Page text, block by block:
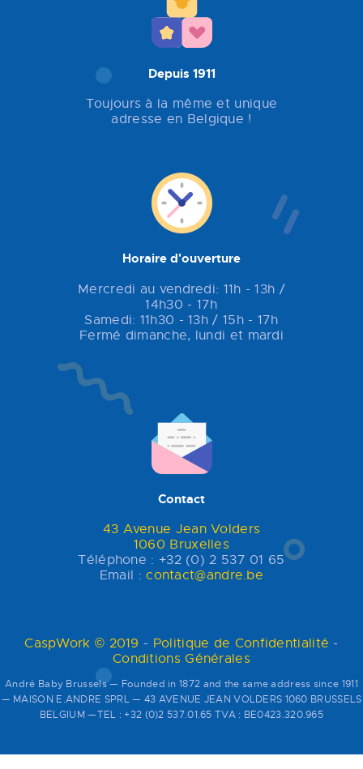
Depuis 1911
Toujours à la même et unique
adresse en Belgique !
Horaire d'ouverture
Mercredi au vendredi: 11h - 13h /
14h30 - 17h
Samedi: 11h30 - 13h / 15h - 17h
Fermé dimanche, lundi et mardi
Contact
43 Avenue Jean Volders
1060 Bruxelles
Téléphone : +32 (0) 2 537 01 65
Email :contact@andre.be
CaspWork © 2019 - Politique de Confidentialité -
Conditions Générales
André Baby Brussels — Founded in 1872 and the same address since 1911
— MAISON E.ANDRE SPRL — 43 AVENUE JEAN VOLDERS 1060 BRUSSELS
BELGIUM —TEL : +32 (0)2 537.01.65 TVA : BE0423.320.965